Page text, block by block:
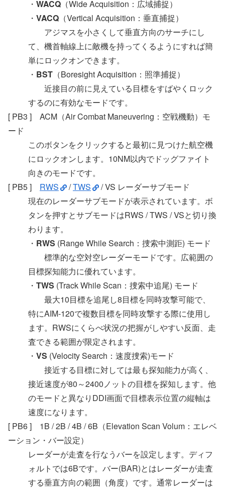
・ WACQ （Wide Acquisition：広域捕捉）
・ VACQ （Vertical Acquisition：垂直捕捉）
アジマスを小さくして垂直方向のサーチにし
て、機首軸線上に敵機を持ってくるようにすれば簡
単にロックオンできます。
・ BST （Boresight Acquisition：照準捕捉）
近接目の前に見えている目標をすばやくロック
するのに有効なモードです。
[ PB3 ] ACM（Air Combat Maneuvering：空戦機動）モ
ード
このボタンをクリックすると最初に見つけた航空機
にロックオンします。10NM以内でドッグファイト
向きのモードです。
[ PB5 ] RWS /TWS
/ VS レーダーサブモード
現在のレーダーサブモードが表示されています。ボ
タンを押すとサブモードはRWS / TWS / VSと切り換
わります。
・ RWS (Range While Search：捜索中測距) モード
標準的な空対空レーダーモードです。広範囲の
目標探知能力に優れています。
・ TWS (Track While Scan：捜索中追尾) モード
最大10目標を追尾し8目標を同時攻撃可能で、
特にAIM-120で複数目標を同時攻撃する際に使用し
ます。RWSにくらべ状況の把握がしやすい反面、走
査できる範囲が限定されます。
・ VS (Velocity Search：速度捜索)モード
接近する目標に対しては最も探知能力が高く、
接近速度が80～2400ノットの目標を探知します。他
のモードと異なりDDI画面で目標表示位置の縦軸は
速度になります。
[ PB6 ] 1B / 2B / 4B / 6B（Elevation Scan Volum：エレベ
ーション・バー設定）
レーダーが走査を行なうバーを設定します。ディフ
ォルトでは6Bです。バー(BAR)とはレーダーが走査
する垂直方向の範囲（角度）です。通常レーダーは